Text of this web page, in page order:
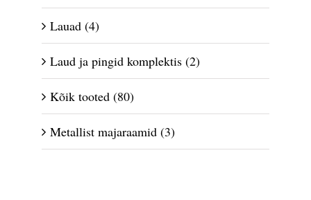
Lauad (4)
Laud ja pingid komplektis (2)
Kõik tooted (80)
Metallist majaraamid (3)